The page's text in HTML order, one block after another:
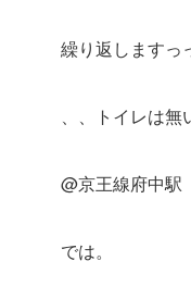
繰り返しますっ
、、トイレは無
@京王線府中駅
では。